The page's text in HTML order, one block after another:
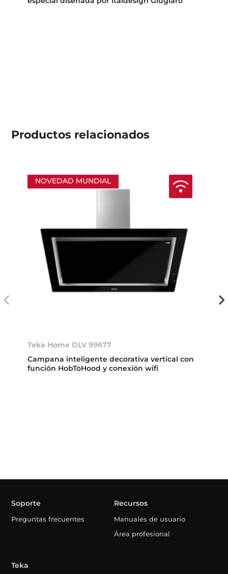
Productos relacionados
NOVEDAD MUNDIAL
Teka Home DLV 99677
Campana inteligente decorativa vertical con
función HobToHood y conexión wifi
Soporte
Preguntas frecuentes
Recursos
Manuales de usuario
Área profesional
Teka